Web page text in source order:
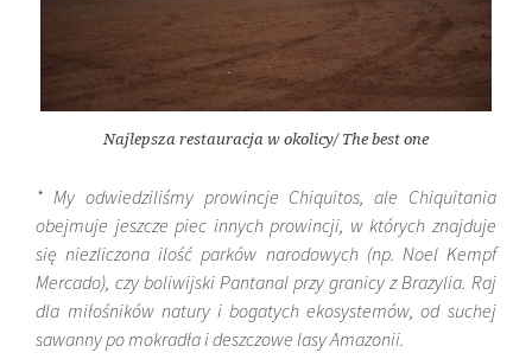
Najlepsza restauracja w okolicy/ The best one
* My odwiedziliśmy prowincje Chiquitos, ale Chiquitania
obejmuje jeszcze piec innych prowincji, w których znajduje
się niezliczona ilość parków narodowych (np. Noel Kempf
Mercado), czy boliwijski Pantanal przy granicy z Brazylia. Raj
dla miłośników natury i bogatych ekosystemów, od suchej
sawanny po mokradła i deszczowe lasy Amazonii.